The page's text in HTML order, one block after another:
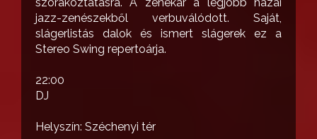
jazz-zenészekből verbuválódott. Saját,
slágerlistás dalok és ismert slágerek ez a
Stereo Swing repertoárja.
22:00
DJ
Helyszín: Széchenyi tér